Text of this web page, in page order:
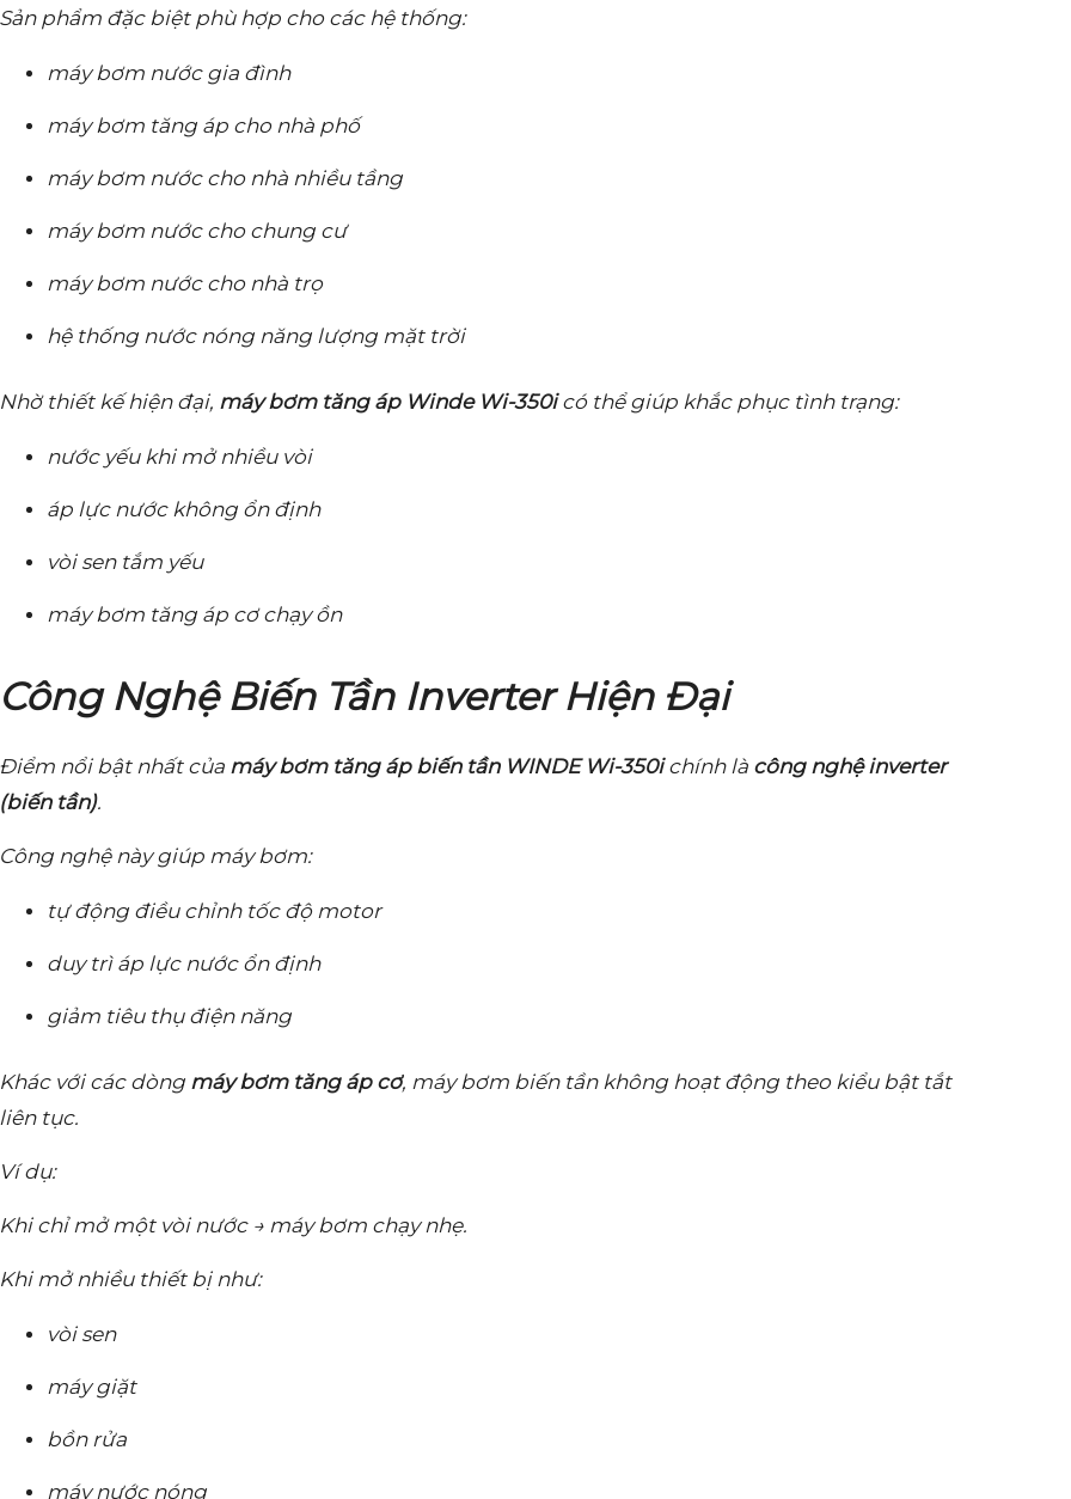
Sản phẩm đặc biệt phù hợp cho các hệ thống:
máy bơm nước gia đình
máy bơm tăng áp cho nhà phố
máy bơm nước cho nhà nhiều tầng
máy bơm nước cho chung cư
máy bơm nước cho nhà trọ
hệ thống nước nóng năng lượng mặt trời
Nhờ thiết kế hiện đại, máy bơm tăng áp Winde Wi-350icó thể giúp khắc phục tình trạng:
nước yếu khi mở nhiều vòi
áp lực nước không ổn định
vòi sen tắm yếu
máy bơm tăng áp cơ chạy ồn
Công Nghệ Biến Tần Inverter Hiện Đại
Điểm nổi bật nhất của máy bơm tăng áp biến tần WINDE Wi-350ichính là công nghệ inverter
(biến tần).
Công nghệ này giúp máy bơm:
tự động điều chỉnh tốc độ motor
duy trì áp lực nước ổn định
giảm tiêu thụ điện năng
Khác với các dòng máy bơm tăng áp cơ, máy bơm biến tần không hoạt động theo kiểu bật tắt
liên tục.
Ví dụ:
Khi chỉ mở một vòi nước → máy bơm chạy nhẹ.
Khi mở nhiều thiết bị như:
vòi sen
máy giặt
bồn rửa
máy nước nóng